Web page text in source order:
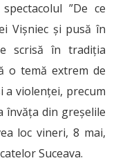
”De ce
Vişniec și pusă în
scrisă în tradiţia
o temă extrem de
a violenţei, precum
învăţa din greşelile
loc vineri, 8 mai,
Suceava.